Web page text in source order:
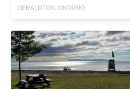
GERALDTON, ONTARIO